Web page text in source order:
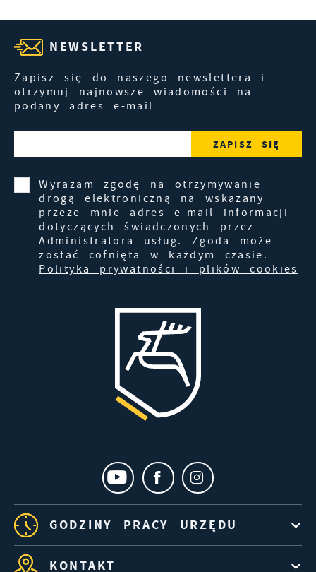
NEWSLETTER
Zapisz się do naszego newslettera i
otrzymuj najnowsze wiadomości na
podany adres e-mail
Wyrażam zgodę na otrzymywanie
drogą elektroniczną na wskazany
przeze mnie adres e-mail informacji
dotyczących świadczonych przez
Administratora usług. Zgoda może
zostać cofnięta w każdym czasie.
Polityka prywatności i plików cookies
GODZINY PRACY URZĘDU
KONTAKT